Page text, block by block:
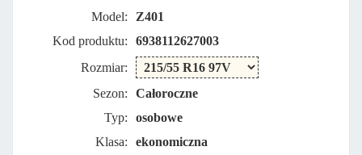
Model:
Z401
Kod produktu:
6938112627003
Rozmiar:
Sezon:
Całoroczne
Typ:
osobowe
Klasa:
ekonomiczna